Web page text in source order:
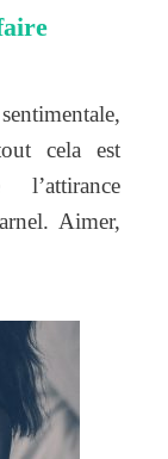
cela est
l’attirance
Aimer,